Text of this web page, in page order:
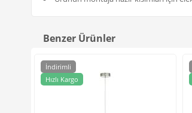
Benzer Ürünler
İndirimli
Hızlı Kargo